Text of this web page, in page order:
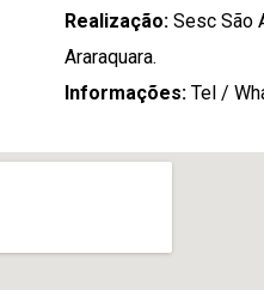
Realização:Sesc São
Araraquara.
Informações:Tel /